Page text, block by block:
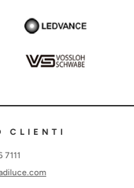
CLIENTI
7111